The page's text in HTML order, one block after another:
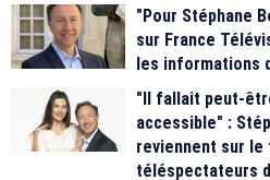
"Pour Stéphane
sur France
les informations
"Il fallait peut-
accessible" :
reviennent sur
téléspectateurs